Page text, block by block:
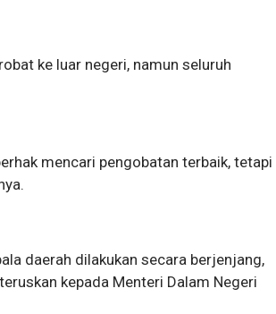
ke luar negeri, namun seluruh
mencari pengobatan terbaik, tetapi
daerah dilakukan secara berjenjang,
kepada Menteri Dalam Negeri